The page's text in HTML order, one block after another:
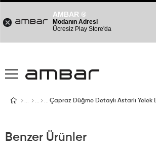
Çapraz Düğme Detaylı Astarlı Yelek
Benzer Ürünler
AMBAR ®
Modanın Adresi
Ücresiz Play Store'da